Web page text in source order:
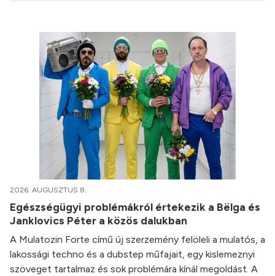
2026. AUGUSZTUS 8.
Egészségügyi problémákról értekezik a Bëlga és
Janklovics Péter a közös dalukban
A Mulatozin Forte című új szerzemény felöleli a mulatós, a
lakossági techno és a dubstep műfajait, egy kislemeznyi
szöveget tartalmaz és sok problémára kínál megoldást. A